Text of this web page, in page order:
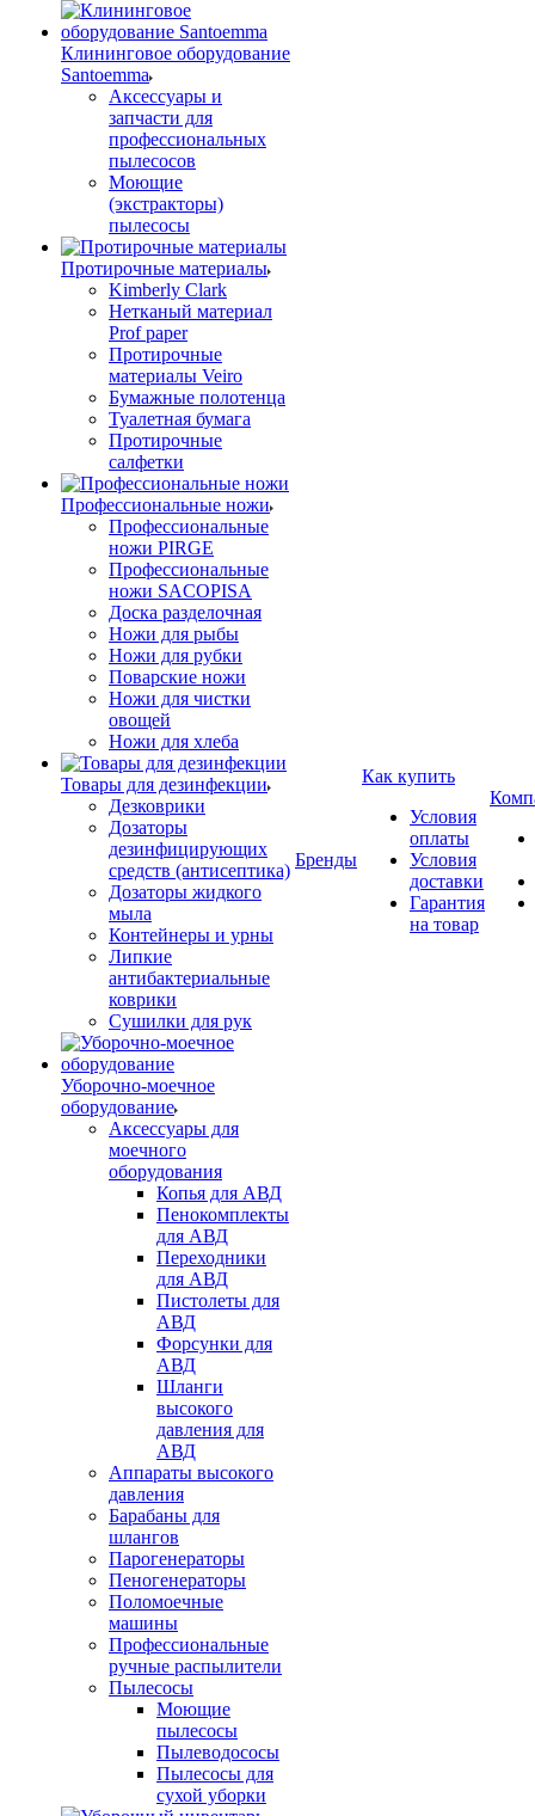
Клининговое оборудование
Santoemma
Аксессуары и
запчасти для
профессиональных
пылесосов
Моющие
(экстракторы)
пылесосы
Протирочные материалы
Kimberly Clark
Нетканый материал
Prof paper
Протирочные
материалы Veiro
Бумажные полотенца
Туалетная бумага
Протирочные
салфетки
Профессиональные ножи
Профессиональные
ножи PIRGE
Профессиональные
ножи SACOPISA
Доска разделочная
Ножи для рыбы
Ножи для рубки
Поварские ножи
Ножи для чистки
овощей
Ножи для хлеба
Товары для дезинфекции
Дезковрики
Дозаторы
дезинфицирующих
средств (антисептика)
Дозаторы жидкого
мыла
Контейнеры и урны
Липкие
антибактериальные
коврики
Сушилки для рук
Уборочно-моечное
оборудование
Аксессуары для
моечного
оборудования
Копья для АВД
Пенокомплекты
для АВД
Переходники
для АВД
Пистолеты для
АВД
Форсунки для
АВД
Шланги
высокого
давления для
АВД
Аппараты высокого
давления
Барабаны для
шлангов
Парогенераторы
Пеногенераторы
Поломоечные
машины
Профессиональные
ручные распылители
Пылесосы
Моющие
пылесосы
Пылеводососы
Пылесосы для
сухой уборки
Бренды
Как купить
Условия
оплаты
Условия
доставки
Гарантия
на товар